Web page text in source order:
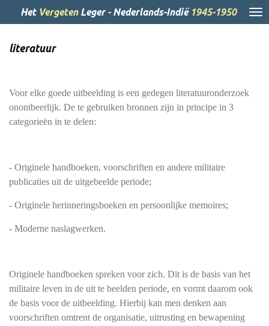
direct
de
Het VergetenLeger - Nederlands-Indië 1945-1950
literatuur
Voor elke goede uitbeelding is een gedegen literatuuronderzoek
onontbeerlijk. De te gebruiken bronnen zijn in principe in 3
categorieën in te delen:
- Originele handboeken, voorschriften en andere militaire
publicaties uit de uitgebeelde periode;
- Originele herinneringsboeken en persoonlijke memoires;
- Moderne naslagwerken.
Originele handboeken spreken voor zich. Dit is de basis van het
militaire leven in de uit te beelden periode, en vormt daarom ook
de basis voor de uitbeelding. Hierbij kan men denken aan
voorschriften omtrent de organisatie, uitrusting en bewapening